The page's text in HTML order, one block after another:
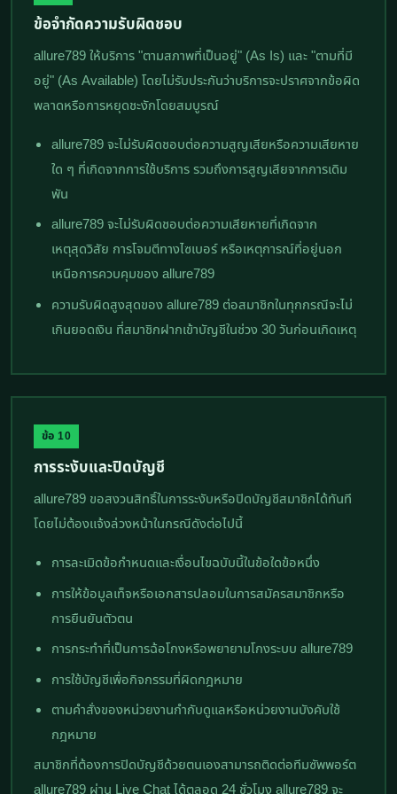
ข้อจำกัดความรับผิดชอบ
allure789 ให้บริการ "ตามสภาพที่เป็นอยู่" (As Is) และ "ตามที่มี
อยู่" (As Available) โดยไม่รับประกันว่าบริการจะปราศจากข้อผิด
พลาดหรือการหยุดชะงักโดยสมบูรณ์
allure789 จะไม่รับผิดชอบต่อความสูญเสียหรือความเสียหาย
ใด ๆ ที่เกิดจากการใช้บริการ รวมถึงการสูญเสียจากการเดิม
พัน
allure789 จะไม่รับผิดชอบต่อความเสียหายที่เกิดจาก
เหตุสุดวิสัย การโจมตีทางไซเบอร์ หรือเหตุการณ์ที่อยู่นอก
เหนือการควบคุมของ allure789
ความรับผิดสูงสุดของ allure789 ต่อสมาชิกในทุกกรณีจะไม่
เกินยอดเงิน ที่สมาชิกฝากเข้าบัญชีในช่วง 30 วันก่อนเกิดเหตุ
ข้อ 10
การระงับและปิดบัญชี
allure789 ขอสงวนสิทธิ์ในการระงับหรือปิดบัญชีสมาชิกได้ทันที
โดยไม่ต้องแจ้งล่วงหน้าในกรณีดังต่อไปนี้
การละเมิดข้อกำหนดและเงื่อนไขฉบับนี้ในข้อใดข้อหนึ่ง
การให้ข้อมูลเท็จหรือเอกสารปลอมในการสมัครสมาชิกหรือ
การยืนยันตัวตน
การกระทำที่เป็นการฉ้อโกงหรือพยายามโกงระบบ allure789
การใช้บัญชีเพื่อกิจกรรมที่ผิดกฎหมาย
ตามคำสั่งของหน่วยงานกำกับดูแลหรือหน่วยงานบังคับใช้
กฎหมาย
สมาชิกที่ต้องการปิดบัญชีด้วยตนเองสามารถติดต่อทีมซัพพอร์ต